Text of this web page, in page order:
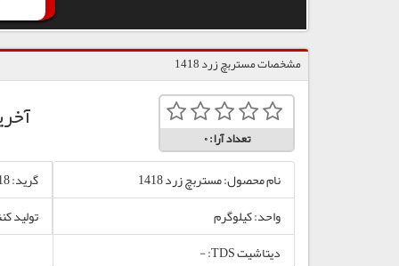
مشخصات مستربچ زرد 1418
تعداد آرا:0
نام محصول: مستربچ زرد 1418 گرید: 1418
واحد: کیلوگرم
تولید
دیتاشیت TDS: -